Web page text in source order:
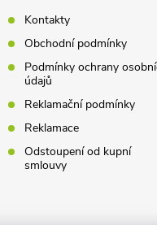
Kontakty
Obchodní podmínky
Podmínky ochrany
údajů
Reklamační podmínky
Reklamace
Odstoupení od kupní
smlouvy